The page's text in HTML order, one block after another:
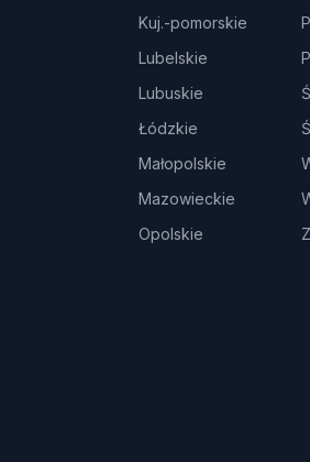
Kuj.-pomorskie
Lubelskie
Lubuskie
Łódzkie
Małopolskie
Mazowieckie
Opolskie